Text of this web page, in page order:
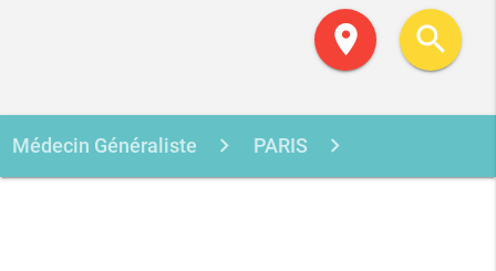
location_on search
Médecin Généraliste PARIS